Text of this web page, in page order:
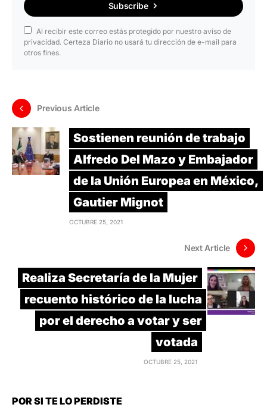
Subscribe
Al recibir este correo estás protegido por nuestro aviso de
privacidad. Certeza Diario no usará tu dirección de e-mail para
otros fines.
Previous Article
Sostienen reunión de trabajo
Alfredo Del Mazo y Embajador
de la Unión Europea en México,
Gautier Mignot
OCTUBRE 25, 2021
Next Article
Realiza Secretaría de la Mujer
recuento histórico de la lucha
por el derecho a votar y ser
votada
OCTUBRE 25, 2021
POR SI TE LO PERDISTE